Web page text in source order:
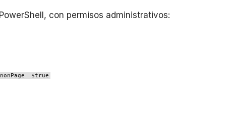
con permisos administrativos:
$true